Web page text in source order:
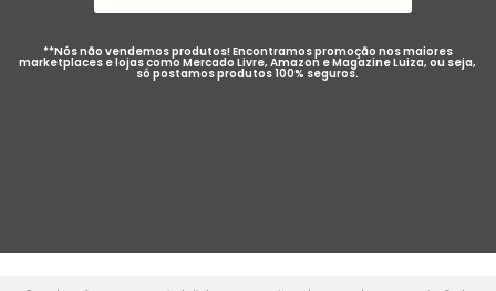
**Nós não vendemos produtos! Encontramos promoção nos maiores
marketplaces e lojas como Mercado Livre, Amazon e Magazine Luiza, ou seja,
só postamos produtos 100% seguros.